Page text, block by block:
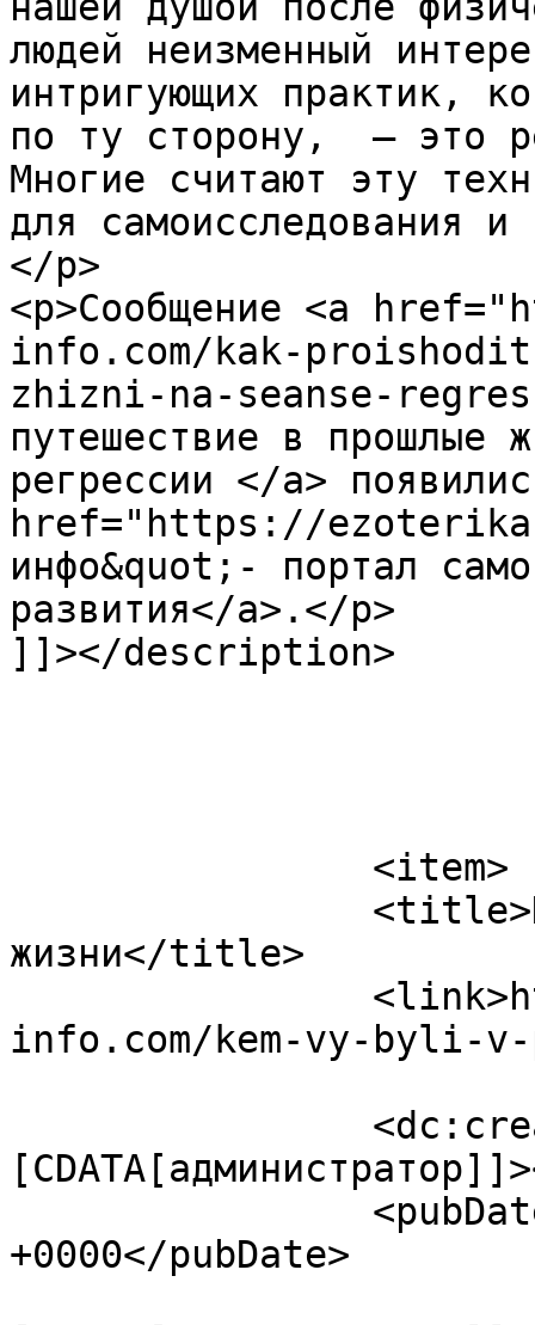
людей неизменный
интригующих практик,
по ту сторону,  — это
Многие считают эту
для самоисследования
</p>
<p>Сообщение <a
info.com/kak-
zhizni-na-seanse-
путешествие в прошлые
регрессии </a>
href="https://ezoterika-
инфо&quot;- портал
развития</a>.</p>
]]></description>
жизни</title>
info.com/kem-vy-byli-
+0000</pubDate>